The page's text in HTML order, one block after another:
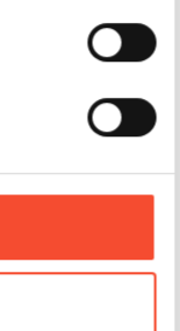
8 users